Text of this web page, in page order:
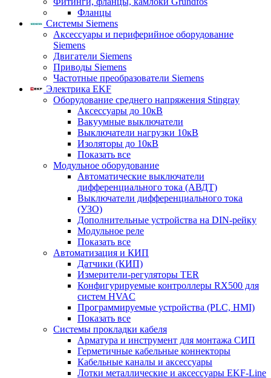
Фланцы
Системы Siemens
Аксессуары и периферийное оборудование
Siemens
Двигатели Siemens
Приводы Siemens
Частотные преобразователи Siemens
Электрика EKF
Оборудование среднего напряжения Stingray
Аксессуары до 10кВ
Вакуумные выключатели
Выключатели нагрузки 10кВ
Изоляторы до 10кВ
Показать все
Модульное оборудование
Автоматические выключатели
дифференциального тока (АВДТ)
Выключатели дифференциального тока
(УЗО)
Дополнительные устройства на DIN-рейку
Модульное реле
Показать все
Автоматизация и КИП
Датчики (КИП)
Измерители-регуляторы TER
Конфигурируемые контроллеры RX500 для
систем HVAC
Программируемые устройства (PLC, HMI)
Показать все
Системы прокладки кабеля
Арматура и инструмент для монтажа СИП
Герметичные кабельные коннекторы
Кабельные каналы и аксессуары
Лотки металлические и аксессуары EKF-Line